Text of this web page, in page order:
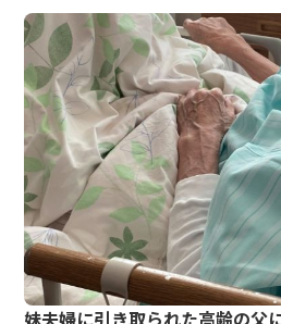
妹夫婦に引き取られた高齢の父